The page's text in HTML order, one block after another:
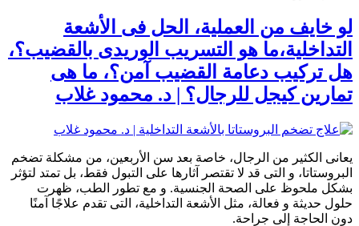
لو خايف من العملية، الحل فى الأشعة
التداخلية،ما هو التسريب الوريدى بالقضيب؟،
هل تركيب دعامة القضيب آمن؟، ما هى
تمارين كيجل للرجال؟ | د. محمود غلاب
يعانى الكثير من الرجال، خاصة بعد سن الأربعين، من مشكلة تضخم
البروستاتا، و التى قد لا تقتصر آثارها على التبول فقط، بل تمتد لتؤثر
بشكل ملحوظ على الصحة الجنسية. و مع تطور الطب، ظهرت
حلول حديثة و فعالة، مثل الأشعة التداخلية، التى تقدم علاجًا آمنًا
دون الحاجة إلى جراحة.